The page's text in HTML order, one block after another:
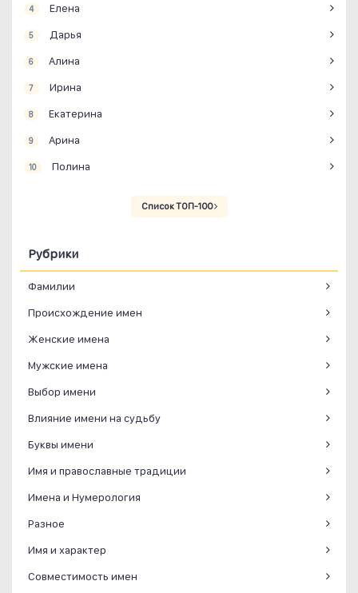
4 Елена
5 Дарья
6 Алина
7 Ирина
8 Екатерина
9 Арина
10 Полина
Список ТОП-100
Рубрики
Фамилии
Происхождение имен
Женские имена
Мужские имена
Выбор имени
Влияние имени на судьбу
Буквы имени
Имя и православные традиции
Имена и Нумерология
Разное
Имя и характер
Совместимость имен